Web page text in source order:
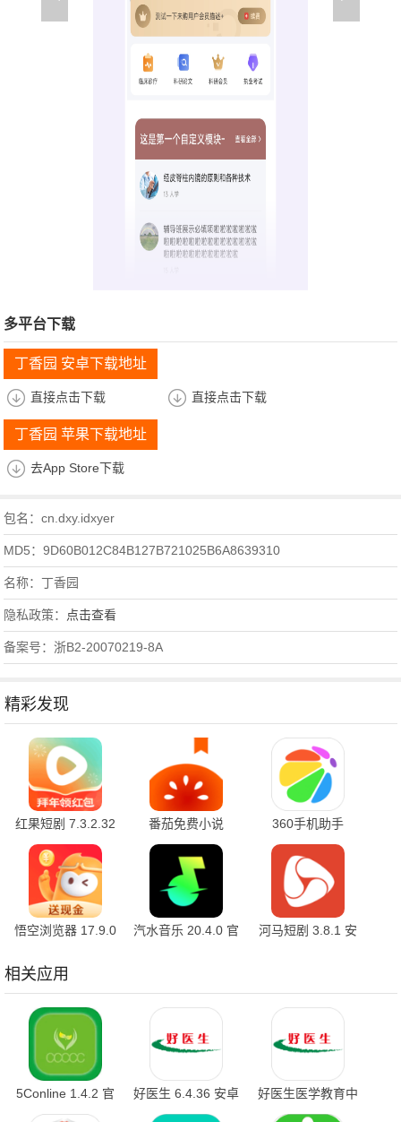
多平台下载
丁香园 安卓下载地址
直接点击下载 直接点击下载
丁香园 苹果下载地址
去App Store下载
包名：cn.dxy.idxyer
MD5：9D60B012C84B127B721025B6A8639310
名称：丁香园
隐私政策： 点击查看
备案号：浙B2-20070219-8A
精彩发现
红果短剧 7.3.2.32
官方版
番茄免费小说
7.3.1.32 安卓版
360手机助手
10.2.2 官方版
悟空浏览器 17.9.0
汽水音乐 20.4.0 官
河马短剧 3.8.1 安
相关应用
5Conline 1.4.2 官
方版
好医生 6.4.36 安卓
版
好医生医学教育中
心 6.4.26 安卓版